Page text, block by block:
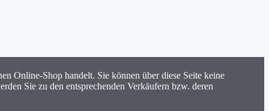
Online-Shop handelt. Sie können über diese Seite keine
Sie zu den entsprechenden Verkäufern bzw. deren